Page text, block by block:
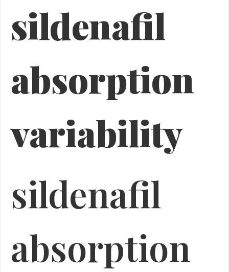
sildenafil
absorption
variability
sildenafil
absorption